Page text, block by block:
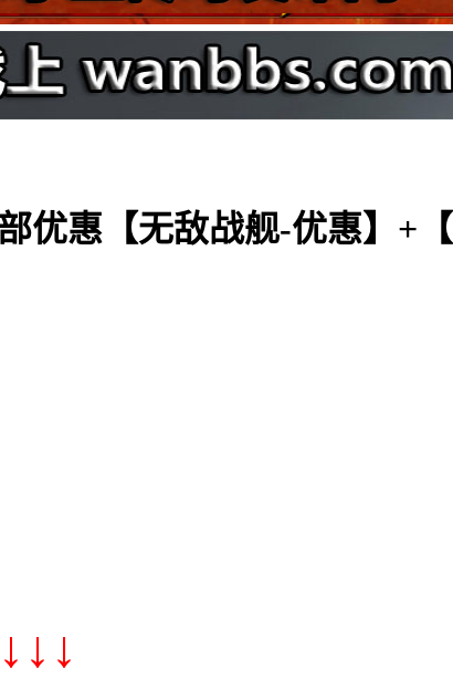
优惠【无敌战舰-优惠】+【